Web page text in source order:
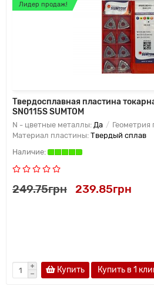
Лидер продаж!
Твердосплавная пластина
SN0115S SUMTOM
N - цветные металлы: Да Геометрия
Материал пластины: Твердый сплав
249.75грн 239.85грн
Купить Купить в 1